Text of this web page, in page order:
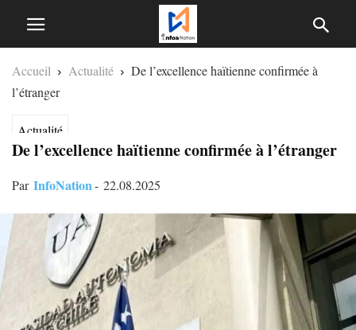
Accueil Actualité
De l’excellence haïtienne confirmée à
l’étranger
Actualité
De l’excellence haïtienne confirmée à l’étranger
Par InfoNation- 22.08.2025